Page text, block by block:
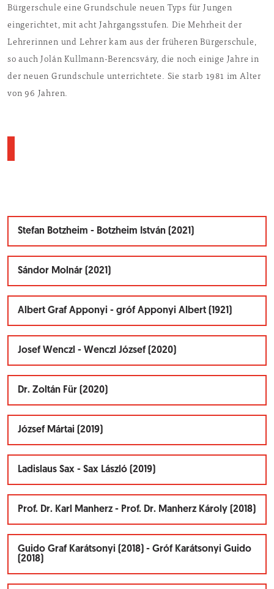
Bürgerschule eine Grundschule neuen Typs für Jungen
eingerichtet, mit acht Jahrgangsstufen. Die Mehrheit der
Lehrerinnen und Lehrer kam aus der früheren Bürgerschule,
so auch Jolán Kullmann-Berencsváry, die noch einige Jahre in
der neuen Grundschule unterrichtete. Sie starb 1981 im Alter
von 96 Jahren.
Stefan Botzheim - Botzheim István (2021)
Sándor Molnár (2021)
Albert Graf Apponyi - gróf Apponyi Albert (1921)
Josef Wenczl - Wenczl József (2020)
Dr. Zoltán Für (2020)
József Mártai (2019)
Ladislaus Sax - Sax László (2019)
Prof. Dr. Karl Manherz - Prof. Dr. Manherz Károly (2018)
Guido Graf Karátsonyi (2018) - Gróf Karátsonyi Guido
(2018)